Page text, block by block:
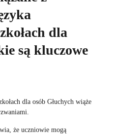
dla
są kluczowe
dla osób Głuchych wiąże
że uczniowie mogą